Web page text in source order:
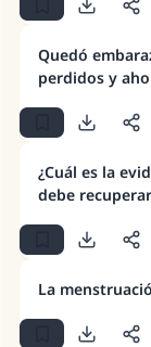
Quedó
perdidos y
¿Cuál es la
debe
La
"Una
bien